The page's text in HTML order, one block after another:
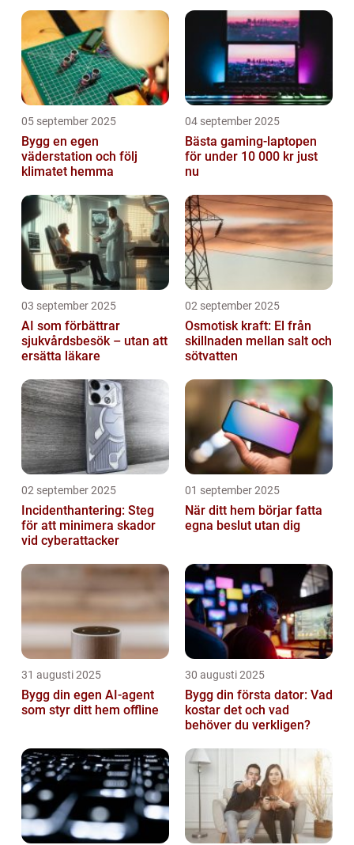
05 september 2025
Bygg en egen
väderstation och följ
klimatet hemma
04 september 2025
Bästa gaming-laptopen
för under 10 000 kr just
nu
03 september 2025
AI som förbättrar
sjukvårdsbesök – utan att
ersätta läkare
02 september 2025
Osmotisk kraft: El från
skillnaden mellan salt och
sötvatten
02 september 2025
Incidenthantering: Steg
för att minimera skador
vid cyberattacker
01 september 2025
När ditt hem börjar fatta
egna beslut utan dig
31 augusti 2025
Bygg din egen AI-agent
som styr ditt hem offline
30 augusti 2025
Bygg din första dator: Vad
kostar det och vad
behöver du verkligen?